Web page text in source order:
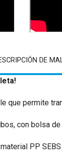
DE
que permite
con bolsa
PP